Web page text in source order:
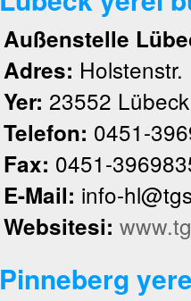
Außenstelle
Adres:
Yer: 23552 Lübeck
Telefon: 0451-
Fax: 0451-
E-Mail: info-
Websitesi:
Pinneberg